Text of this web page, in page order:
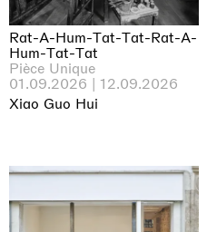
Rat-A-Hum-Tat-Tat-Rat-A-
Hum-Tat-Tat
Pièce Unique
01.09.2026 | 12.09.2026
Xiao Guo Hui